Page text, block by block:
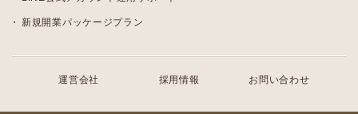
新規開業パッケージプラン
運営会社 採用情報 お問い合わせ